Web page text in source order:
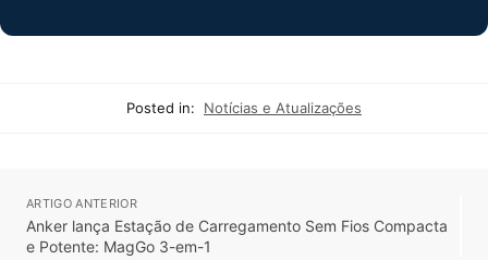
Posted in: Notícias e Atualizações
ARTIGO ANTERIOR
Anker lança Estação de Carregamento Sem Fios Compacta
e Potente: MagGo 3-em-1